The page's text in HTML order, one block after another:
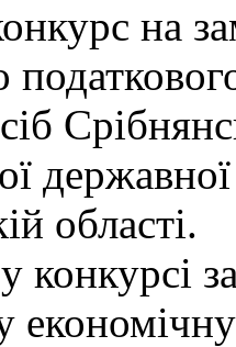
на
державної
області.
конкурсі